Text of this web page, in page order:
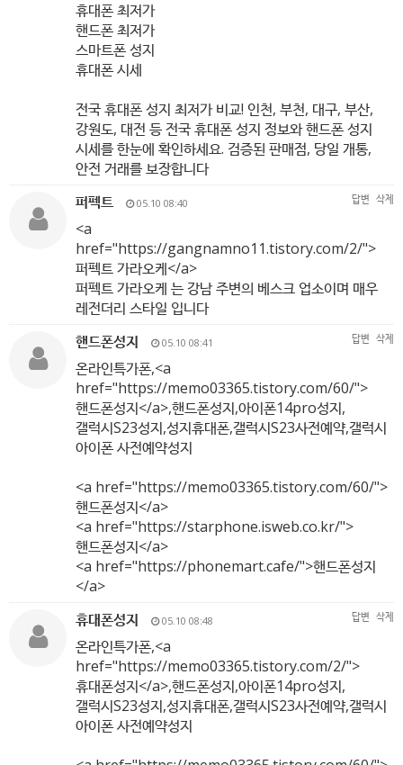
휴대폰 최저가
핸드폰 최저가
스마트폰 성지
휴대폰 시세
전국 휴대폰 성지 최저가 비교! 인천, 부천, 대구, 부산,
강원도, 대전 등 전국 휴대폰 성지 정보와 핸드폰 성지
시세를 한눈에 확인하세요. 검증된 판매점, 당일 개통,
안전 거래를 보장합니다
퍼펙트
05.10 08:40 답변 삭제
<a
href="https://gangnamno11.tistory.com/2/">
퍼펙트 가라오케</a>
퍼펙트 가라오케 는 강남 주변의 베스크 업소이며 매우
레전더리 스타일 입니다
핸드폰성지
05.10 08:41 답변 삭제
온라인특가폰,<a
href="https://memo03365.tistory.com/60/">
핸드폰성지</a>,핸드폰성지,아이폰14pro성지,
갤럭시S23성지,성지휴대폰,갤럭시S23사전예약,갤럭시
아이폰 사전예약성지
<a href="https://memo03365.tistory.com/60/">
핸드폰성지</a>
<a href="https://starphone.isweb.co.kr/">
핸드폰성지</a>
<a href="https://phonemart.cafe/">핸드폰성지
</a>
휴대폰성지
05.10 08:48 답변 삭제
온라인특가폰,<a
href="https://memo03365.tistory.com/2/">
휴대폰성지</a>,핸드폰성지,아이폰14pro성지,
갤럭시S23성지,성지휴대폰,갤럭시S23사전예약,갤럭시
아이폰 사전예약성지